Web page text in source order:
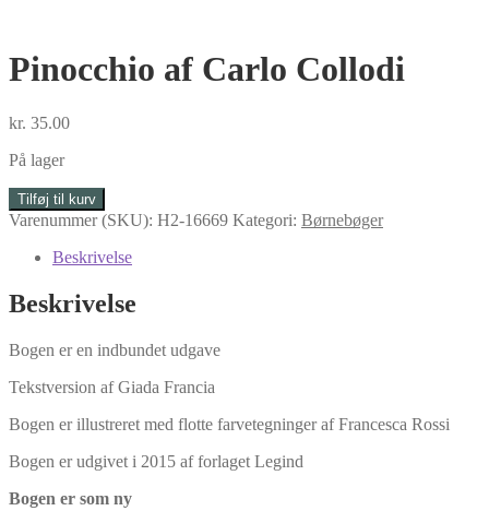
Pinocchio af Carlo Collodi
kr. 35.00
På lager
Pinocchio
af
Collodi
Tilføj til kurv
Varenummer (SKU): H2-16669 Kategori: Børnebøger
Beskrivelse
Beskrivelse
Bogen er en indbundet udgave
Tekstversion af Giada Francia
Bogen er illustreret med flotte farvetegninger af Francesca Rossi
Bogen er udgivet i 2015 af forlaget Legind
Bogen er som ny